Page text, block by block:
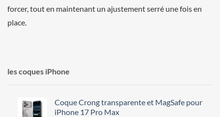
forcer, tout en maintenant un ajustement serré une fois en
place.
les coques iPhone
Coque Crong transparente et MagSafe pour
iPhone 17 Pro Max